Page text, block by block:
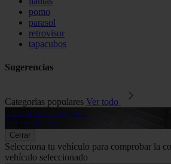
pomo
parasol
retrovisor
tapacubos
Sugerencias
Categorías populares Ver todo
Alfombrillas de goma
Ver productos
Cerrar
Selecciona tu vehículo para comprobar la
vehículo seleccionado